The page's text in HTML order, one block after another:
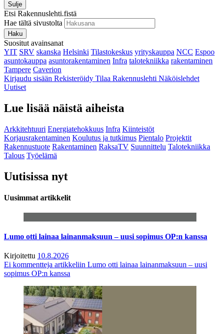
Sulje
Etsi Rakennuslehti.fistä
Hae tältä sivustolta
Haku
Suositut avainsanat
YIT SRV skanska Helsinki Tilastokeskus yrityskauppa NCC Espoo
asuntokauppa asuntorakentaminen Infra talotekniikka rakentaminen
Tampere Caverion
Kirjaudu sisään Rekisteröidy Tilaa Rakennuslehti Näköislehdet
Uutiset
Lue lisää näistä aiheista
Arkkitehtuuri Energiatehokkuus Infra Kiinteistöt
Korjausrakentaminen Koulutus ja tutkimus Pientalo Projektit
Rakennustuote Rakentaminen RaksaTV Suunnittelu Talotekniikka
Talous Työelämä
Uutisissa nyt
Uusimmat artikkelit
Lumo otti lainaa lainanmaksuun – uusi sopimus OP:n kanssa
Kirjoitettu 10.8.2026
Ei kommentteja artikkeliin Lumo otti lainaa lainanmaksuun – uusi
sopimus OP:n kanssa